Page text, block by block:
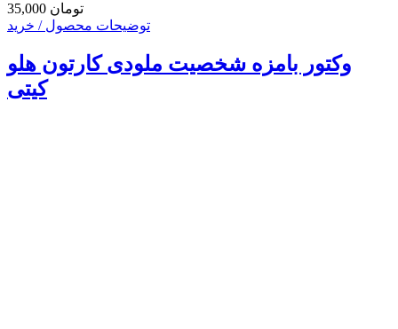
35,000 تومان
توضیحات محصول / خرید
وکتور بامزه شخصیت ملودی کارتون هلو
کیتی